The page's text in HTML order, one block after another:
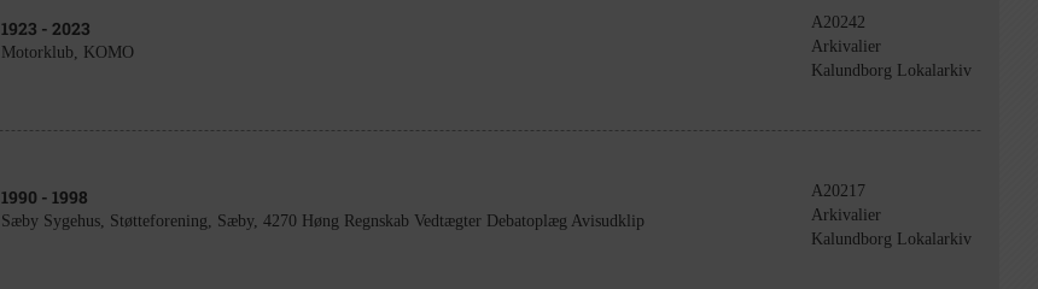
1923 - 2023
Motorklub, KOMO
A20242
Arkivalier
Kalundborg Lokalarkiv
1990 - 1998
Sæby Sygehus, Støtteforening, Sæby, 4270 Høng Regnskab Vedtægter Debatoplæg Avisudklip
A20217
Arkivalier
Kalundborg Lokalarkiv